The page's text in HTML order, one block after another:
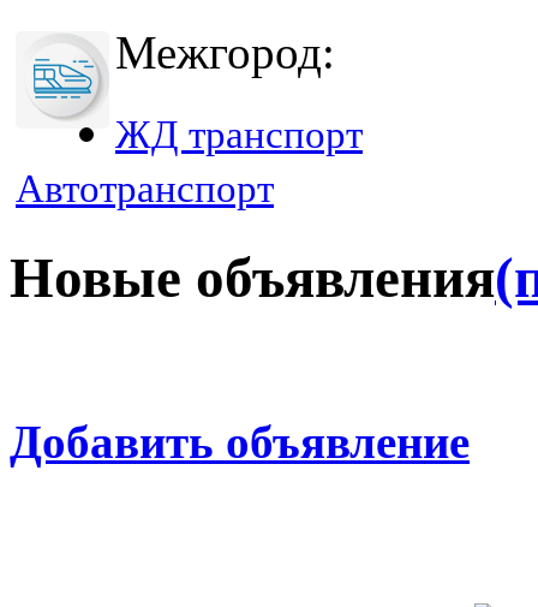
Межгород:
ЖД транспорт
Автотранспорт
Новые объявления
Добавить объявление